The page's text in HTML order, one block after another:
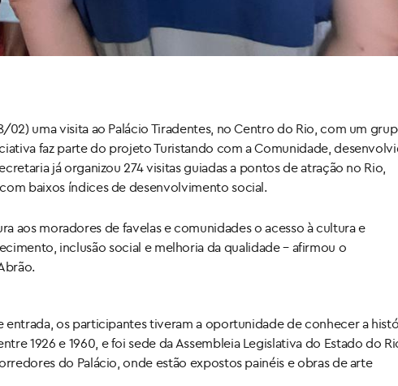
uma visita ao Palácio Tiradentes, no Centro do Rio, com um
faz parte do projeto Turistando com a Comunidade,
já organizou 274 visitas guiadas a pontos de atração no Rio,
baixos índices de desenvolvimento social.
aos moradores de favelas e comunidades o acesso à cultura e
inclusão social e melhoria da qualidade – afirmou o
entrada, os participantes tiveram a oportunidade de conhecer a
1926 e 1960, e foi sede da Assembleia Legislativa do Estado do
do Palácio, onde estão expostos painéis e obras de arte